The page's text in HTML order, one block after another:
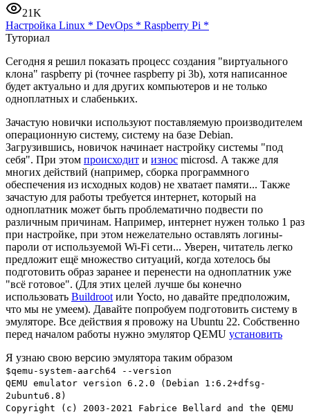
21K
Настройка Linux * DevOps * Raspberry Pi *
Туториал
Сегодня я решил показать процесс создания "виртуального
клона" raspberry pi (точнее raspberry pi 3b), хотя написанное
будет актуально и для других компьютеров и не только
одноплатных и слабеньких.
Зачастую новички используют поставляемую производителем
операционную систему, систему на базе Debian.
Загрузившись, новичок начинает настройку системы "под
себя". При этом происходит и износ microsd. А также для
многих действий (например, сборка программного
обеспечения из исходных кодов) не хватает памяти... Также
зачастую для работы требуется интернет, который на
одноплатник может быть проблематично подвести по
различным причинам. Например, интернет нужен только 1 раз
при настройке, при этом нежелательно оставлять логины-
пароли от используемой Wi-Fi сети... Уверен, читатель легко
предложит ещё множество ситуаций, когда хотелось бы
подготовить образ заранее и перенести на одноплатник уже
"всё готовое". (Для этих целей лучше бы конечно
использовать Buildroot или Yocto, но давайте предположим,
что мы не умеем). Давайте попробуем подготовить систему в
эмуляторе. Все действия я провожу на Ubuntu 22. Собственно
перед началом работы нужно эмулятор QEMU установить
Я узнаю свою версию эмулятора таким образом
$qemu-system-aarch64 --version
QEMU emulator version 6.2.0 (Debian 1:6.2+dfsg-
2ubuntu6.8)
Copyright (c) 2003-2021 Fabrice Bellard and the QEMU